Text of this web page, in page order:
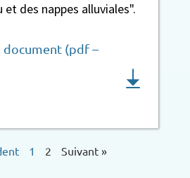
et des nappes alluviales".
document (pdf –
1 2 Suivant »